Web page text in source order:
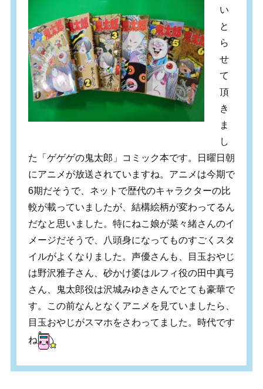
い
と
ら
せ
て
頂
き
ま
し
た「ゲゲゲの鬼太郎」コミック本です。日曜日朝
にアニメが放送されていますね。アニメは今期で
6期だそうで、ネットで歴代のキャラクターの比
較が載っていましたが、結構絵柄が変わってるん
だなと思いました。特にねこ娘が菜々緒さんのイ
メージだそうで、八頭身になってものすごくスタ
イルがよくなりました。声優さんも、目玉おやじ
は野沢雅子さん、砂かけ婆はルフィ役の田中真弓
さん、鬼太郎役は沢城みゆきさんでとても豪華で
す。この前なんとなくアニメを見ていましたら、
目玉おやじがスマホをさわってました。時代です
ね